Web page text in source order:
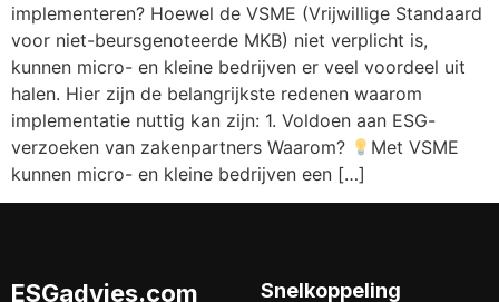
implementeren? Hoewel de VSME (Vrijwillige Standaard
voor niet-beursgenoteerde MKB) niet verplicht is,
kunnen micro- en kleine bedrijven er veel voordeel uit
halen. Hier zijn de belangrijkste redenen waarom
implementatie nuttig kan zijn: 1. Voldoen aan ESG-
verzoeken van zakenpartners Waarom?
Met VSME
kunnen micro- en kleine bedrijven een […]
ESGadvies.com Snelkoppeling